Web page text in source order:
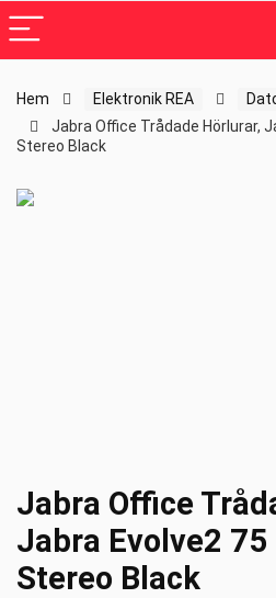
Hem Elektronik REA
Jabra Office Trådade Hörlurar,
Stereo Black
Jabra Office
Jabra Evolve2
Stereo Black